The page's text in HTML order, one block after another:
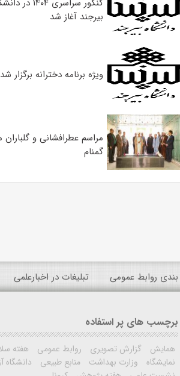
کنکور سراسری ۱۴۰۴ در
بیرجند آغاز شد
ویژه برنامه دخترانه برگزار شد
مراسم عطرافشانی و گلباران
گمنام
بندی روابط عمومی تبلیغات در اخبارعلمی
برچسب های پر استفاده
همایش گزارش تصویری روابط عمومی
هفته
نمایشگاه
وزارت بهداشت منابع طبیعی دانشگاه